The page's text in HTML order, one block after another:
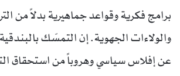
برامج فكرية وقواعد جماهيرية بدلاً من
والولاءات الجهوية. إن التمسّك بالبندقية
عن إفلاس سياسي وهروباً من استحقاق